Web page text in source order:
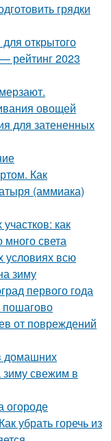
грядки
открытого
рейтинг 2023
овощей
для затененных
Как
(аммиака)
как
света
условиях всю
зиму
первого года
пошагово
от повреждений
домашних
зиму свежим в
огороде
убрать горечь из